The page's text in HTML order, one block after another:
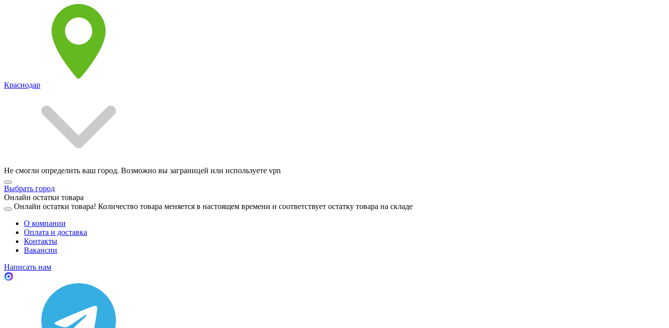
Краснодар
Не смогли определить ваш город. Возможно вы заграницей или используете vpn
Выбрать город
Онлайн остатки товара
Онлайн остатки товара! Количество товара меняется в настоящем времени и соответствует остатку товара на складе
О компании
Оплата и доставка
Контакты
Вакансии
Написать нам